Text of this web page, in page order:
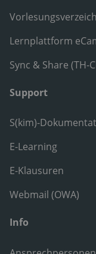
Lernplattform
Sync & Share (TH-
Support
S(kim)-
E-Learning
E-Klausuren
Webmail (OWA)
Info